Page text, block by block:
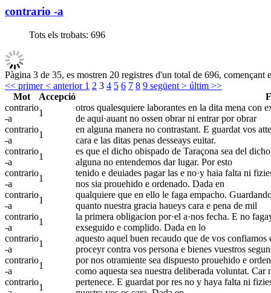
contrario -a
Tots els trobats: 696
Pàgina 3 de 35, es mostren 20 registres d'un total de 696, començant
<< primer< anterior 1 2 3 4 5 6 7 8 9 següent > últim >>
Mot
Accepció
contrario
-a
1
otros qualesquiere laborantes en la dita mena con
de aqui·auant no ossen obrar ni entrar por obrar
contrario
-a
1
en alguna manera no contrastant. E guardat vos
cara e las ditas penas desseays euitar.
contrario
-a
1
es que el dicho obispado de Taraçona sea del
alguna no entendemos dar lugar. Por esto
contrario
-a
1
tenido e deuiades pagar las e no·y haia falta ni
nos sia prouehido e ordenado. Dada en
contrario
-a
1
qualquiere que en ello le faga empacho.
quanto nuestra gracia haueys cara e pena de mil
contrario
-a
1
la primera obligacion por·el a·nos fecha. E no
exseguido e complido. Dada en lo
contrario
-a
1
aquesto aquel buen recaudo que de vos
proceyr contra vos persona e bienes vuestros
contrario
-a
1
por nos otramiente sea dispuesto prouehido e
como aquesta sea nuestra deliberada voluntat. Car
contrario
1
pertenece. E guardat por res no y haya falta ni